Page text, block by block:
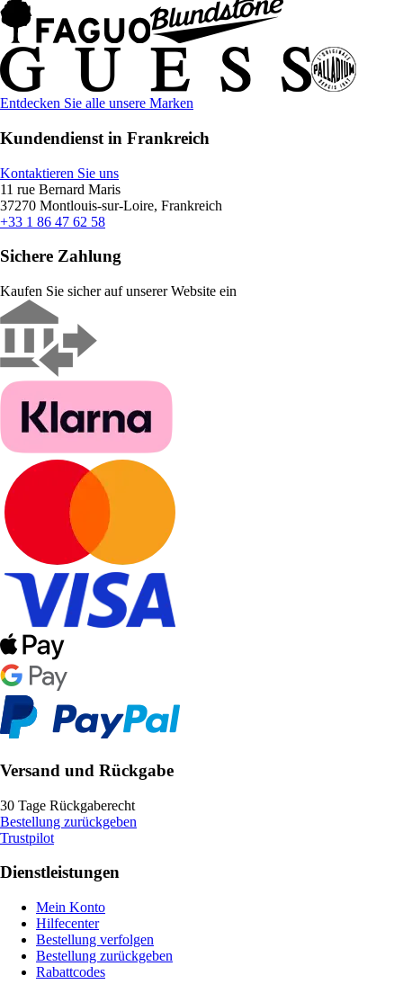
Entdecken Sie alle unsere Marken
Kundendienst in Frankreich
Kontaktieren Sie uns
11 rue Bernard Maris
37270 Montlouis-sur-Loire, Frankreich
+33 1 86 47 62 58
Sichere Zahlung
Kaufen Sie sicher auf unserer Website ein
Versand und Rückgabe
30 Tage Rückgaberecht
Bestellung zurückgeben
Trustpilot
Dienstleistungen
Mein Konto
Hilfecenter
Bestellung verfolgen
Bestellung zurückgeben
Rabattcodes